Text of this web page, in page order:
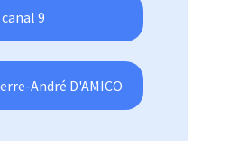
canal 9
André D'AMICO